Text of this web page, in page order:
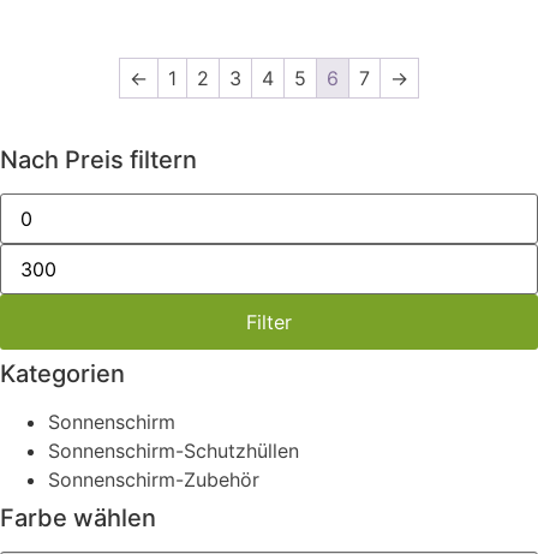
← 1 2 3 4 5 6 7 →
Nach Preis filtern
Filter
Kategorien
Sonnenschirm
Sonnenschirm-Schutzhüllen
Sonnenschirm-Zubehör
Farbe wählen